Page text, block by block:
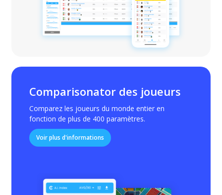
Comparisonator des joueurs
Comparez les joueurs du monde entier en
fonction de plus de 400 paramètres.
Voir plus d'informations